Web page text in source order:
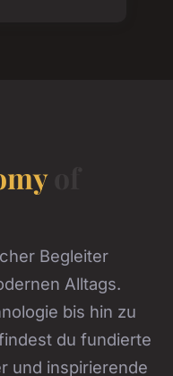
of
Begleiter
Alltags.
bis hin zu
du fundierte
und inspirierende